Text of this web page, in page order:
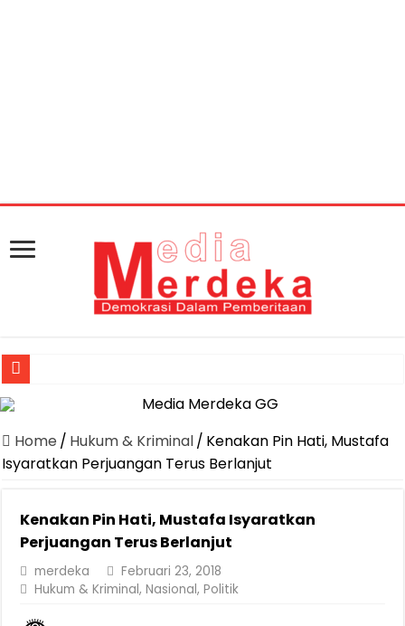
Jasa Raharja Serahkan Santunan kepada Ahli Waris Korban
Canangkan Desa TAPIS dan Luncurkan Sekolah Lansia di
Pemprov Lampung Berhasil Kendalikan Inflasi, Jadi Provinsi
Dirut Jasa Raharja Dampingi Wamenhub Tinjau Penanganan
Pastikan Pelayanan Maksimal, Direksi Jasa Raharja Tinjau Korban
Dirut Jasa Raharja Dampingi Wamenhub Tinjau Penanganan
Home / Hukum & Kriminal/ Kenakan Pin Hati, Mustafa
Isyaratkan Perjuangan Terus Berlanjut
Kenakan Pin Hati, Mustafa Isyaratkan
Perjuangan Terus Berlanjut
merdeka
Februari 23, 2018
Hukum & Kriminal,Nasional,Politik